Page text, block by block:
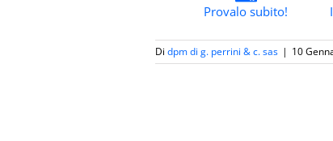
Provalo subito!
Di dpm di g. perrini & c. sas | 10